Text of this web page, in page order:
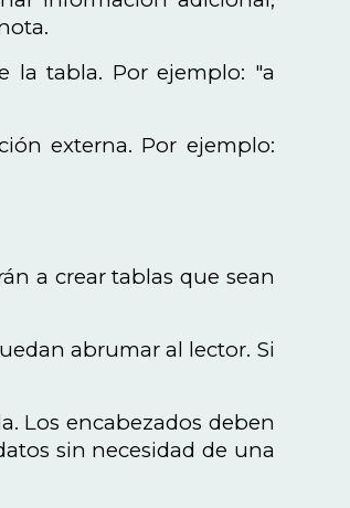
la tabla. Por ejemplo: "a
externa. Por ejemplo:
a crear tablas que sean
abrumar al lector. Si
Los encabezados deben
sin necesidad de una